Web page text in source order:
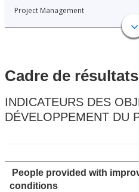
Project Management
Cadre de résultats
INDICATEURS DES
DÉVELOPPEMENT DU
People provided with
conditions